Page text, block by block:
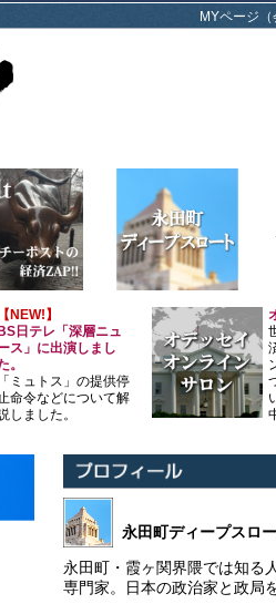
MYページ（
【NEW!】
BS日テレ「深層ニュ
ス」に出演しまし
。
「ミュトス」の提供停
命令などについて解
しました。
永田町ディープスロ
永田町・霞ヶ関界隈では知る
専門家。日本の政治家と政局